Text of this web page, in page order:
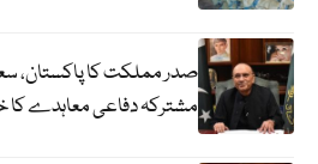
صدر مملکت کا پاکستان،
مشترکہ دفاعی معاہدے کا